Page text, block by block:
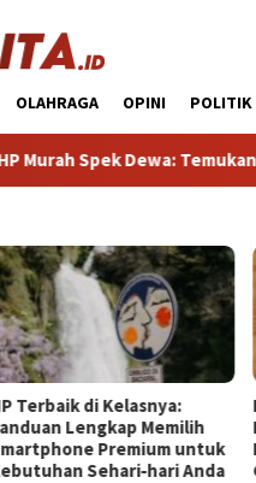
OLAHRAGA OPINI POLITIK
Dewa: Temukan
Terbaik di Kelasnya:
Lengkap Memilih
Premium untuk
Sehari‑hari Anda